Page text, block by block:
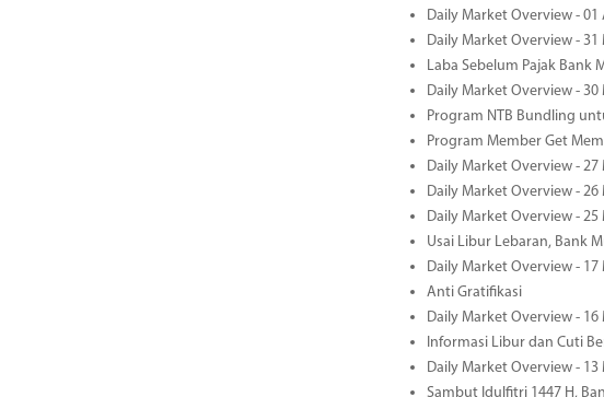
Daily Market Overview - 01
Daily Market Overview - 31
Laba Sebelum Pajak Bank
Daily Market Overview - 30
Program NTB Bundling
Program Member Get
Daily Market Overview - 27
Daily Market Overview - 26
Daily Market Overview - 25
Usai Libur Lebaran, Bank
Daily Market Overview - 17
Anti Gratifikasi
Daily Market Overview - 16
Informasi Libur dan Cuti
Daily Market Overview - 13
Sambut Idulfitri 1447 H,